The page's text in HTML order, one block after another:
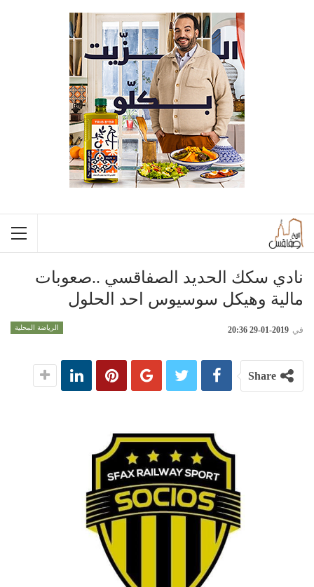
نادي سكك الحديد الصفاقسي ..صعوبات
مالية وهيكل سوسيوس احد الحلول
الرياضة المحلية في 2019-01-29 20:36
Share